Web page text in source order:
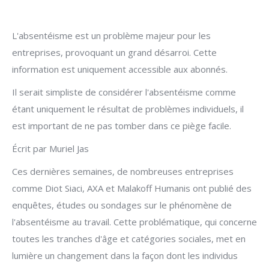
L'absentéisme est un problème majeur pour les
entreprises, provoquant un grand désarroi. Cette
information est uniquement accessible aux abonnés.
Il serait simpliste de considérer l'absentéisme comme
étant uniquement le résultat de problèmes individuels, il
est important de ne pas tomber dans ce piège facile.
Écrit par Muriel Jas
Ces dernières semaines, de nombreuses entreprises
comme Diot Siaci, AXA et Malakoff Humanis ont publié des
enquêtes, études ou sondages sur le phénomène de
l'absentéisme au travail. Cette problématique, qui concerne
toutes les tranches d'âge et catégories sociales, met en
lumière un changement dans la façon dont les individus